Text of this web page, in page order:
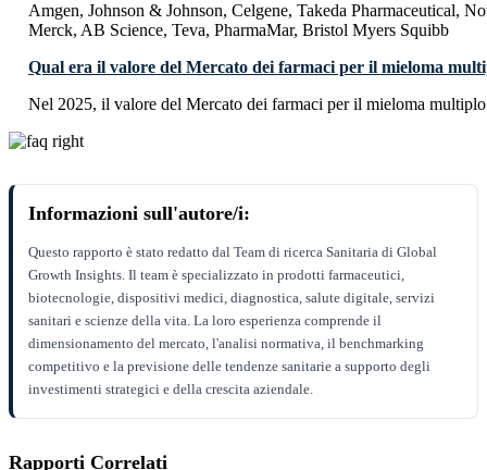
Amgen, Johnson & Johnson, Celgene, Takeda Pharmaceutical,
Merck, AB Science, Teva, PharmaMar, Bristol Myers Squibb
Qual era il valore del Mercato dei farmaci per il mieloma
Nel 2025, il valore del Mercato dei farmaci per il mieloma
Informazioni sull'autore/i:
Questo rapporto è stato redatto dal Team di ricerca Sanitaria di Global
Growth Insights. Il team è specializzato in prodotti farmaceutici,
biotecnologie, dispositivi medici, diagnostica, salute digitale, servizi
sanitari e scienze della vita. La loro esperienza comprende il
dimensionamento del mercato, l'analisi normativa, il benchmarking
competitivo e la previsione delle tendenze sanitarie a supporto degli
investimenti strategici e della crescita aziendale.
Rapporti Correlati